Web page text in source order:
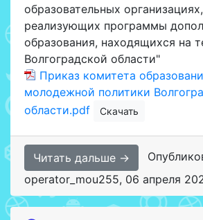
образовательных
реализующих программы
образования, находящихся на
Волгоградской области"
Приказ комитета
молодежной политики
области.pdf
Скачать
Читать дальше →
operator_mou255, 06 апреля